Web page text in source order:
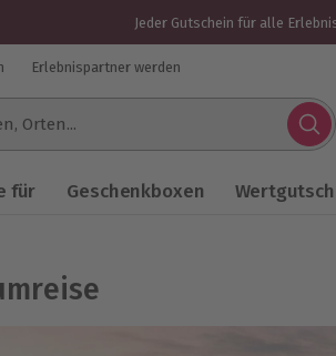
Jeder Gutschein für alle
Erlebnispartner werden
für Geschenkboxen